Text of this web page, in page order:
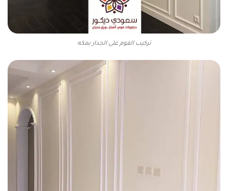
تركيب الفوم على الجدار بمكه